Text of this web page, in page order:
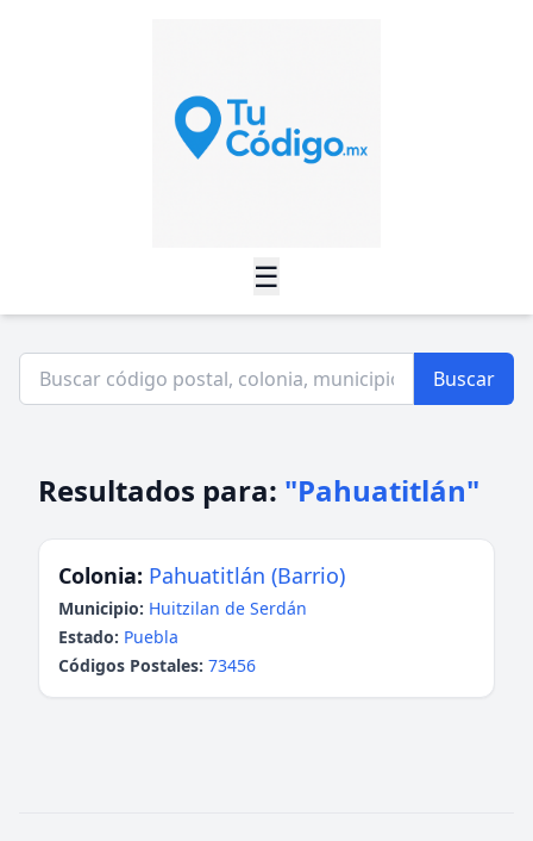
☰
Buscar
Resultados para: "Pahuatitlán"
Colonia: Pahuatitlán (Barrio)
Municipio: Huitzilan de Serdán
Estado: Puebla
Códigos Postales: 73456